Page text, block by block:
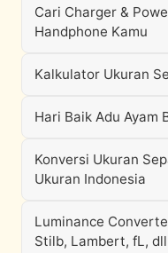
Cari Charger &
Handphone Kamu
Kalkulator Ukuran
Hari Baik Adu Ayam
Konversi Ukuran
Ukuran Indonesia
Luminance
Stilb, Lambert, fL, dll